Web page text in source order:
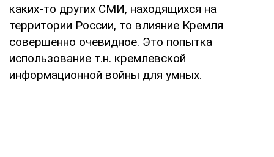
каких-то других СМИ, находящихся на
территории России, то влияние Кремля
совершенно очевидное. Это попытка
использование т.н. кремлевской
информационной войны для умных.